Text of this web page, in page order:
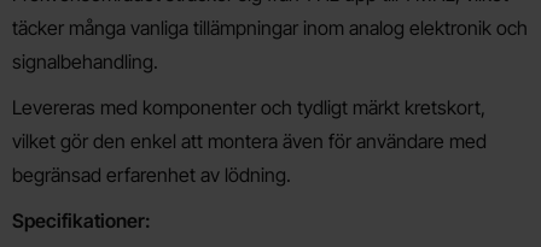
täcker många vanliga tillämpningar inom analog elektronik och
signalbehandling.
Levereras med komponenter och tydligt märkt kretskort,
vilket gör den enkel att montera även för användare med
begränsad erfarenhet av lödning.
Specifikationer: